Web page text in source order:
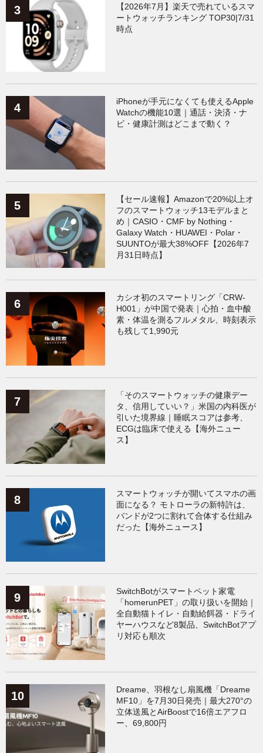
【2026年7月】楽天で売れているスマ
ートウォッチランキング TOP30|7/31
時点
iPhoneが手元になくても使えるApple
Watchの機能10選｜通話・決済・ナ
ビ・健康計測はどこまで動く？
【セール速報】Amazonで20%以上オ
フのスマートウォッチ13モデルまと
め｜CASIO・CMF by Nothing・
Galaxy Watch・HUAWEI・Polar・
SUUNTOが最大38%OFF【2026年7
月31日時点】
カシオ初のスマートリング「CRW-
H001」が中国で発表｜心拍・血中酸
素・体温を測るフルメタル、時刻表示
も残して1,990元
「そのスマートウォッチの健康デー
タ、信用していい？」米国の内科医が
引いた境界線｜睡眠スコアは参考、
ECGは臨床で使える【海外ニュー
ス】
スマートウォッチが開いてスマホの画
面になる？ モトローラの新特許は、
バンドが2つに割れて合体する仕組み
だった【海外ニュース】
SwitchBotがスマートペット家電
「homerunPET」の取り扱いを開始｜
全自動猫トイレ・自動給餌器・ドライ
ヤーハウスなど8製品、SwitchBotアプ
リ対応も順次
Dreame、羽根なし扇風機「Dreame
MF10」を7月30日発売｜最大270°の
立体送風とAirBoostで16倍エアフロ
ー、69,800円